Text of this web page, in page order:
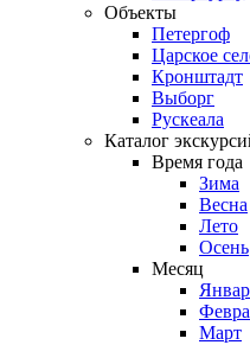
Объекты
Петергоф
Царское
Кронштадт
Выборг
Рускеала
Каталог
Время года
Зима
Весна
Лето
Осень
Месяц
Март